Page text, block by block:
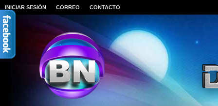
INICIAR SESIÓN CORREO CONTACTO